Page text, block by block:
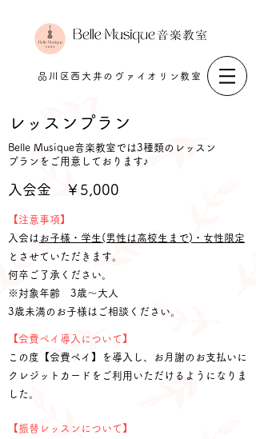
品川区西大井のヴァイオリン教室
レッスンプラン
​Belle Musique音楽教室では3種類のレッスン
プランをご用意しております♪
​入会金 ￥5,000
【注意事項】
​入会は お子様・学生(男性は高校生まで)・女性限定
とさせていただきます。
何卒ご了承ください。
※対象年齢 3歳～大人
​3歳未満のお子様はご相談ください。
【会費ペイ導入について】
この度【会費ペイ】を導入し、お月謝のお支払いに
クレジットカードをご利用いただけるようになりま
した。
【振替レッスンについて】